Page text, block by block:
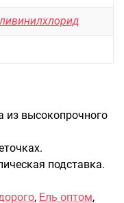
для детских
из высокопрочного
подставка.
, Ель оптом,